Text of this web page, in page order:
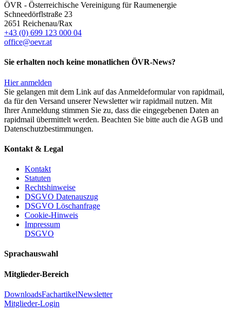
ÖVR - Österreichische Vereinigung für Raumenergie
Schneedörflstraße 23
2651 Reichenau/Rax
+43 (0) 699 123 000 04
office@oevr.at
Sie erhalten noch keine monatlichen ÖVR-News?
Hier anmelden
Sie gelangen mit dem Link auf das Anmeldeformular von rapidmail,
da für den Versand unserer Newsletter wir rapidmail nutzen. Mit
Ihrer Anmeldung stimmen Sie zu, dass die eingegebenen Daten an
rapidmail übermittelt werden. Beachten Sie bitte auch die AGB und
Datenschutzbestimmungen.
Kontakt & Legal
Kontakt
Statuten
Rechtshinweise
DSGVO Datenauszug
DSGVO Löschanfrage
Cookie-Hinweis
Impressum
DSGVO
Sprachauswahl
Mitglieder-Bereich
DownloadsFachartikelNewsletter
Mitglieder-Login